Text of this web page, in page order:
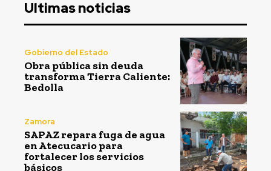
Ultimas noticias
Gobierno del Estado
Obra pública sin deuda
transforma Tierra Caliente:
Bedolla
Zamora
SAPAZ repara fuga de agua
en Atecucario para
fortalecer los servicios
básicos